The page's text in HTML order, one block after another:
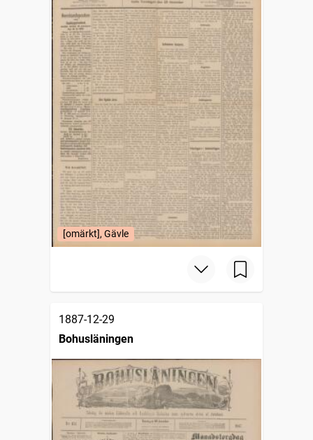
[omärkt], Gävle
1887-12-29
Bohusläningen